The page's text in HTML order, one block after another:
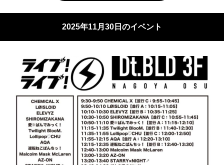
2025年11月30日のイベント